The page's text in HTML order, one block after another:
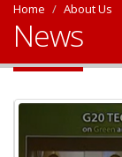
Home About Us
News